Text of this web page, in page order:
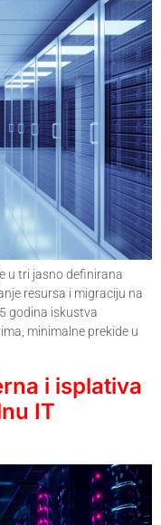
u tri jasno definirana
resursa i migraciju na
godina iskustva
minimalne prekide u
i isplativa
IT